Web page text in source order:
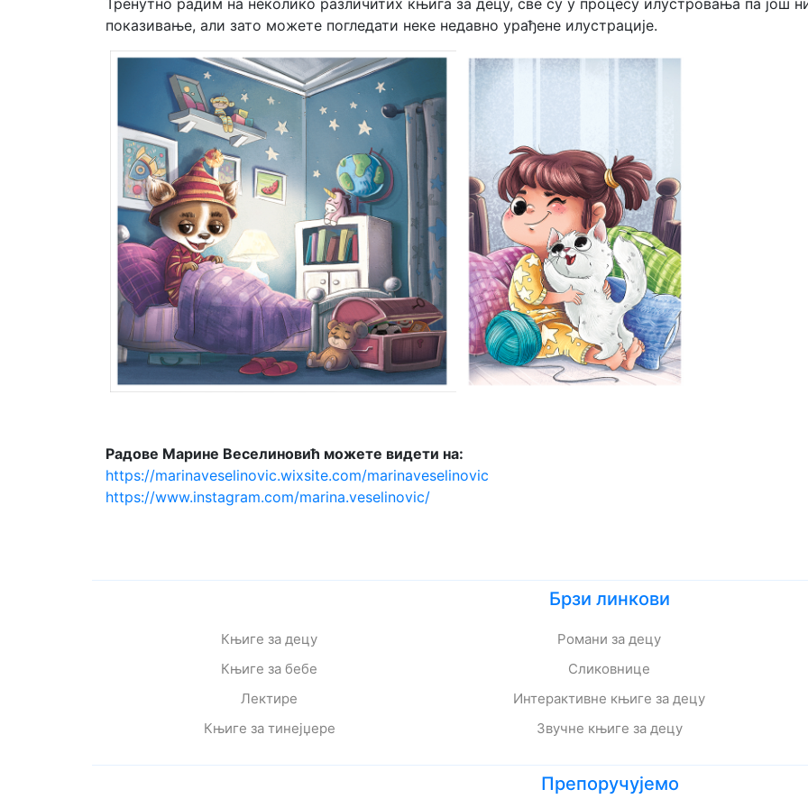
Тренутно радим на неколико различитих књига за децу, све су у процесу илустровања па још
показивање, али зато можете погледати неке недавно урађене илустрације.
Радове Maрине Веселиновић можете видети на:
https://marinaveselinovic.wixsite.com/marinaveselinovic
https://www.instagram.com/marina.veselinovic/
Брзи линкови
Књиге за децу
Књиге за бебе
Лектире
Књиге за тинејџере
Романи за децу
Сликовнице
Интерактивне књиге за децу
Звучне књиге за децу
Препоручујемо